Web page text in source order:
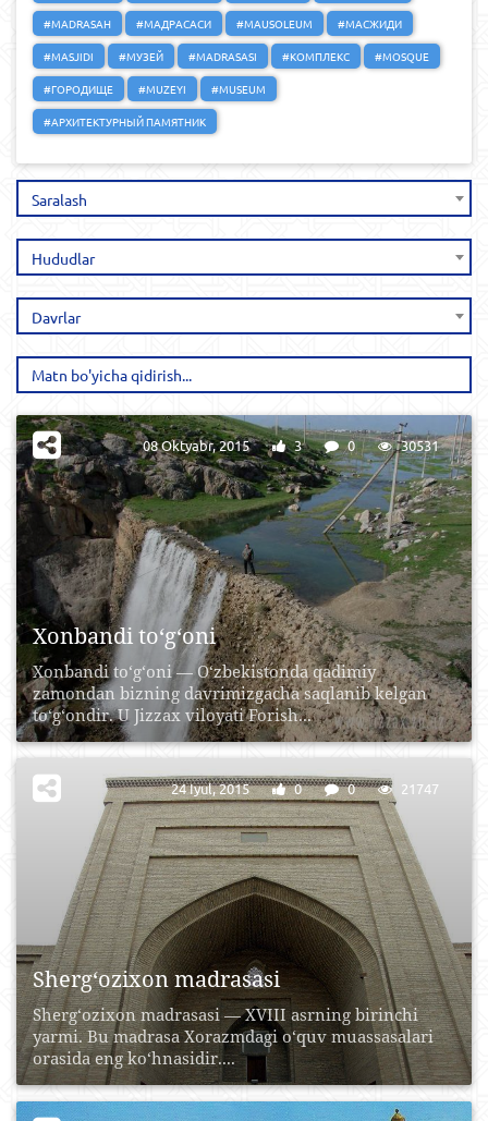
#MADRASAH
#МАДРАСАСИ #MAUSOLEUM
#МАСЖИДИ
#MASJIDI
#МУЗЕЙ #MADRASASI #КОМПЛЕКС
#MOSQUE
#ГОРОДИЩЕ
#MUZEYI
#MUSEUM
#АРХИТЕКТУРНЫЙ ПАМЯТНИК
Saralash
Hududlar
Davrlar
Xonbandi to‘g‘oni
Xonbandi to‘g‘oni — O‘zbekistonda qadimiy
zamondan bizning davrimizgacha saqlanib kelgan
to‘g‘ondir. U Jizzax viloyati Forish...
08 Oktyabr, 2015 3 0 30531
Sherg‘ozixon madrasasi
Sherg‘ozixon madrasasi — XVIII asrning birinchi
yarmi. Bu madrasa Xorazmdagi o‘quv muassasalari
orasida eng ko‘hnasidir....
24 Iyul, 2015 0 0 21747